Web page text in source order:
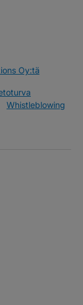
Oy:tä
Whistleblowing